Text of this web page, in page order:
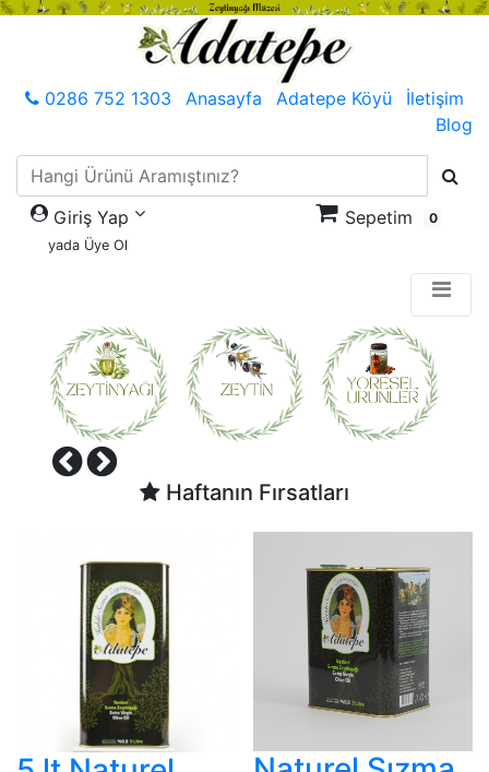
0286 752 1303 Anasayfa Adatepe Köyü
İletişim
Blog
Giriş Yap
yada Üye Ol
Sepetim 0
Haftanın Fırsatları